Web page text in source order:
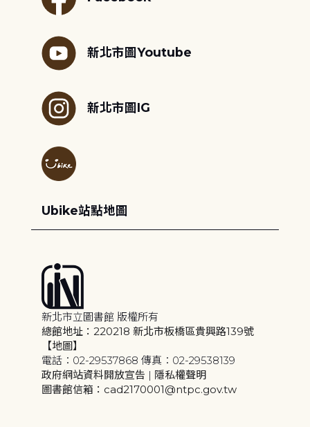
新北市圖Youtube
新北市圖IG
Ubike站點地圖
新北市立圖書館 版權所有
總館地址：220218 新北市板橋區貴興路139號
【地圖】
電話：02-29537868 傳真：02-29538139
政府網站資料開放宣告 | 隱私權聲明
圖書館信箱：cad2170001@ntpc.gov.tw